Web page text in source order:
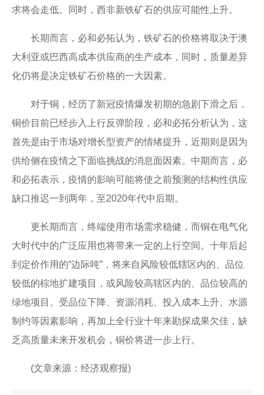
求将会走低。同时，西非新铁矿石的供应可能性上升。
长期而言，必和必拓认为，铁矿石的价格将取决于澳
大利亚或巴西高成本供应商的生产成本，同时，质量差异
化仍将是决定铁矿石价格的一大因素。
对于铜，经历了新冠疫情爆发初期的急剧下滑之后，
铜价目前已经步入上行反弹阶段，必和必拓分析认为，这
首先是由于市场对增长型资产的情绪提升，近期则是因为
供给侧在疫情之下面临挑战的消息面因素。中期而言，必
和必拓表示，疫情的影响可能将使之前预测的结构性供应
缺口推迟一到两年，至2020年代中后期。
更长期而言，终端使用市场需求稳健，而铜在电气化
大时代中的广泛应用也将带来一定的上行空间。十年后起
到定价作用的“边际吨”，将来自风险较低辖区内的、品位
较低的棕地扩建项目，或风险较高辖区内的、品位较高的
绿地项目。受品位下降、资源消耗、投入成本上升、水源
制约等因素影响，再加上全行业十年来勘探成果欠佳，缺
乏高质量未来开发机会，铜价将进一步上行。
(文章来源：经济观察报)